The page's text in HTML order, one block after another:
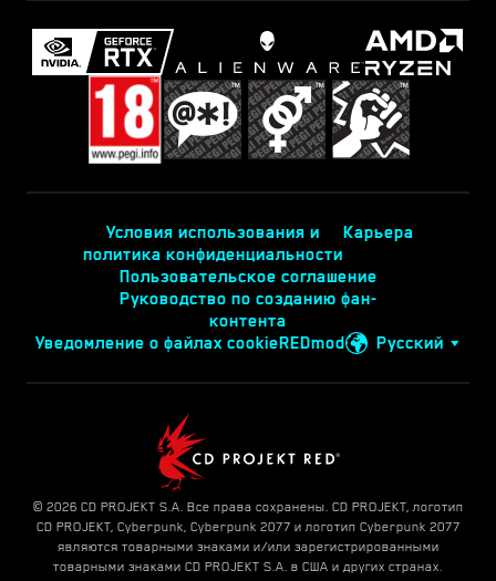
Условия использования и
политика конфиденциальности
Карьера
Пользовательское соглашение
Руководство по созданию фан-
контента
Уведомление о файлах cookieREDmod Русский
© 2026 CD PROJEKT S.A. Все права сохранены. CD PROJEKT, логотип
CD PROJEKT, Cyberpunk, Cyberpunk 2077 и логотип Cyberpunk 2077
являются товарными знаками и/или зарегистрированными
товарными знаками CD PROJEKT S.A. в США и других странах.